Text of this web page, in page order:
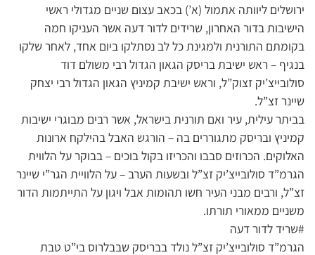
ירושלים ליוותה אתמול (א’) בכאב עצום שניים מגדולי ראשי
הישיבות בדור האחרון, שרידים לדור דעה אשר העניקו חמה
בקומתם התורנית ולמגינת כל לב נסתלקו ביום אחד, לאחר שלקו
בנגיף – ראש ישיבת בריסק הגאון הגדול רבי משולם דוד
סולובייצ’יק זצוק”ל, וראש ישיבת קמיניץ הגאון הגדול רבי יצחק
שיינר זצ”ל.
בביתר עילית, עיר ואם תורנית בישראל, אשר רבים מבוגרי ישיבות
קמיניץ ובריסק מתגוררים בה – הורגש האבל בהילקח ארונות
האלוקים. הכרוזים סבבו והכריזו בקול בוכים – בבוקר על הלווית
הגרמ”ד סולובייצ’יק זצ”ל ובשעות הערב – על הלוויית הגר”י שיינר
זצ”ל, ורבים מבני העיר חשו תהומות אבל ויגון על התייתמות הדור
משניים ממאורי תורתו.
#שריד לדור דעה
הגרמ”ד סולובייצ’יק זצ”ל נולד בבריסק שבבלרוס בי”ט טבת